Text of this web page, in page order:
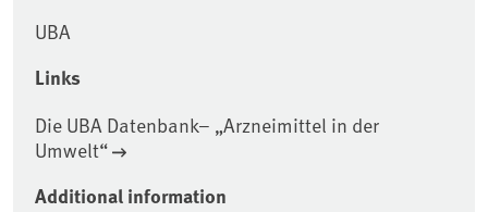
UBA
Links
Die UBA Datenbank– „Arzneimittel in der
Umwelt“
Additional information